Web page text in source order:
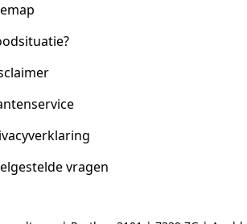
vragen